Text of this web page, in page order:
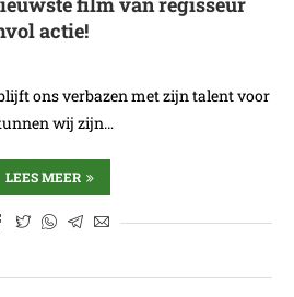
actie!
ons verbazen met zijn talent voor
wij zijn…
LEES MEER